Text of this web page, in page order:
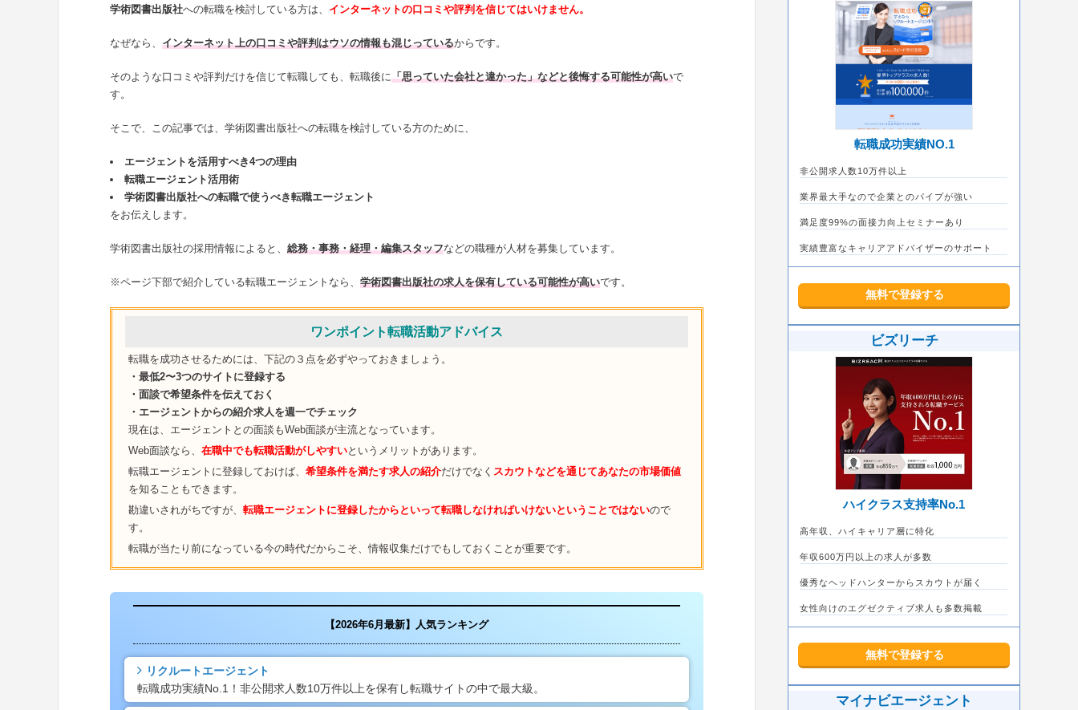
学術図書出版社への転職を検討している方は、 インターネットの口コミや評判を信じてはいけません。
なぜなら、 インターネット上の口コミや評判はウソの情報も混じっているからです。
そのような口コミや評判だけを信じて転職しても、転職後に「思っていた会社と違かった」などと後悔する可能性が高いで
す。
そこで、この記事では、学術図書出版社への転職を検討している方のために、
エージェントを活用すべき4つの理由
転職エージェント活用術
学術図書出版社への転職で使うべき転職エージェント
をお伝えします。
学術図書出版社の採用情報によると、 総務・事務・経理・編集スタッフなどの職種が人材を募集しています。
※ページ下部で紹介している転職エージェントなら、 学術図書出版社の求人を保有している可能性が高いです。
ワンポイント転職活動アドバイス
転職を成功させるためには、下記の３点を必ずやっておきましょう。
・最低2〜3つのサイトに登録する
・面談で希望条件を伝えておく
・エージェントからの紹介求人を週一でチェック
現在は、エージェントとの面談もWeb面談が主流となっています。
Web面談なら、 在職中でも転職活動がしやすいというメリットがあります。
転職エージェントに登録しておけば、 希望条件を満たす求人の紹介だけでなく スカウトなどを通じてあなたの市場価値
を知ることもできます。
勘違いされがちですが、 転職エージェントに登録したからといって転職しなければいけないということではないので
す。
転職が当たり前になっている今の時代だからこそ、情報収集だけでもしておくことが重要です。
【2026年6月最新】人気ランキング
リクルートエージェント
転職成功実績No.1！非公開求人数10万件以上を保有し転職サイトの中で最大級。
転職成功実績NO.1
非公開求人数10万件以上
業界最大手なので企業とのパイプが強い
満足度99%の面接力向上セミナーあり
実績豊富なキャリアアドバイザーのサポート
無料で登録する
ビズリーチ
ハイクラス支持率No.1
高年収、ハイキャリア層に特化
年収600万円以上の求人が多数
優秀なヘッドハンターからスカウトが届く
女性向けのエグゼクティブ求人も多数掲載
無料で登録する
マイナビエージェント